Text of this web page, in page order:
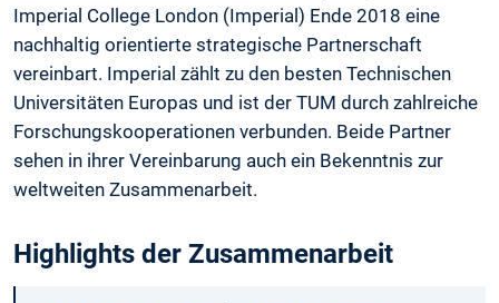
Imperial College London (Imperial) Ende 2018 eine
nachhaltig orientierte strategische Partnerschaft
vereinbart. Imperial zählt zu den besten Technischen
Universitäten Europas und ist der TUM durch zahlreiche
Forschungskooperationen verbunden. Beide Partner
sehen in ihrer Vereinbarung auch ein Bekenntnis zur
weltweiten Zusammenarbeit.
Highlights der Zusammenarbeit